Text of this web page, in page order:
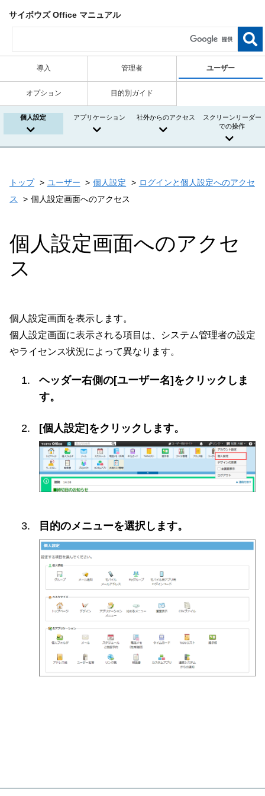
サイボウズ Office マニュアル
導入 管理者 ユーザー
オプション 目的別ガイド
個人設定 アプリケーション 社外からのアクセス
スクリーンリーダー
での操作
トップ ユーザー 個人設定
ログインと個人設定へのアクセ
ス
個人設定画面へのアクセス
個人設定画面へのアクセ
ス
個人設定画面を表示します。
個人設定画面に表示される項目は、システム管理者の設定
やライセンス状況によって異なります。
ヘッダー右側の[ユーザー名]をクリックしま
す。
[個人設定]をクリックします。
目的のメニューを選択します。